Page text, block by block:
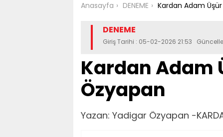
Anasayfa DENEME Kardan Adam
DENEME
Giriş Tarihi : 05-02-2026 21:53
Kardan Adam
Özyapan
Yazan: Yadigar Özyapan -